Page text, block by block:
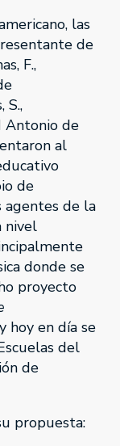
las
de
F.,
S.,
Antonio de
al
de
agentes de la
nivel
donde se
proyecto
hoy en día se
del
de
propuesta: